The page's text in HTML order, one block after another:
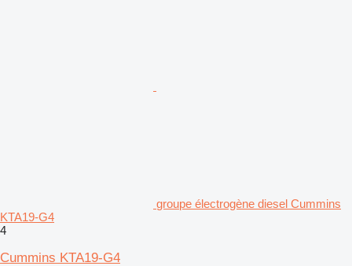
groupe électrogène diesel Cummins
KTA19-G4
4
Cummins KTA19-G4